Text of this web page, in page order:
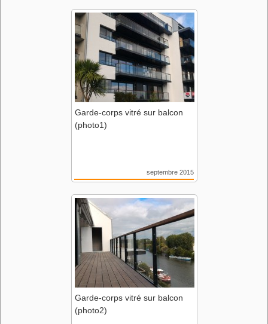
logements
Garde-corps vitré sur balcon
(photo1)
septembre 2015
44 Nantes
Cabinet Barré-Lambot
Garde-corps vitré sur balcon
(photo2)